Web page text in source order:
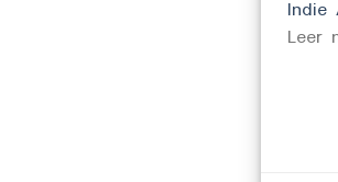
​Leer